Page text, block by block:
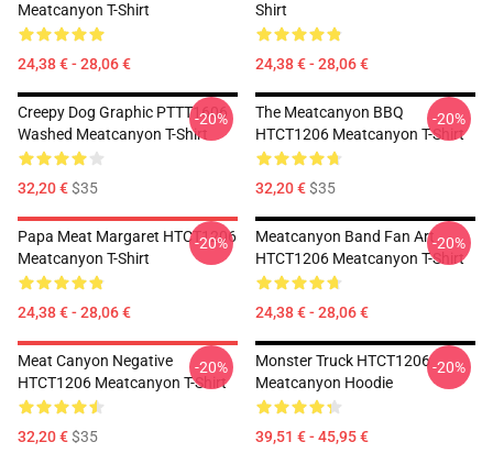
Meatcanyon T-Shirt
24,38 € - 28,06 €
Shirt
24,38 € - 28,06 €
Creepy Dog Graphic PTTT1606
Washed Meatcanyon T-Shirt
32,20 €$35
-20%
The Meatcanyon BBQ
HTCT1206 Meatcanyon T-Shirt
32,20 €$35
-20%
Papa Meat Margaret HTCT1206
Meatcanyon T-Shirt
24,38 € - 28,06 €
-20%
Meatcanyon Band Fan Art
HTCT1206 Meatcanyon T-Shirt
24,38 € - 28,06 €
-20%
Meat Canyon Negative
HTCT1206 Meatcanyon T-Shirt
32,20 €$35
-20%
Monster Truck HTCT1206
Meatcanyon Hoodie
39,51 € - 45,95 €
-20%